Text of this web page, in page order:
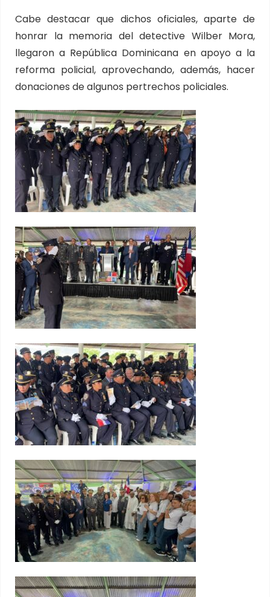
Cabe destacar que dichos oficiales, aparte de
honrar la memoria del detective Wilber Mora,
llegaron a República Dominicana en apoyo a la
reforma policial, aprovechando, además, hacer
donaciones de algunos pertrechos policiales.